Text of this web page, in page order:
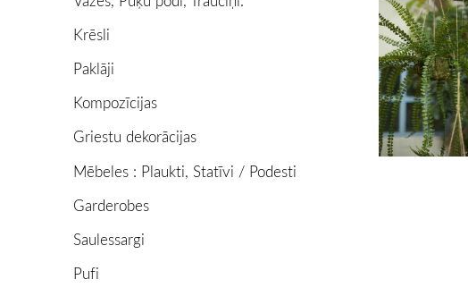
Krēsli
Paklāji
Kompozīcijas
Griestu dekorācijas
Mēbeles : Plaukti, Statīvi / Podesti
Garderobes
Saulessargi
Pufi